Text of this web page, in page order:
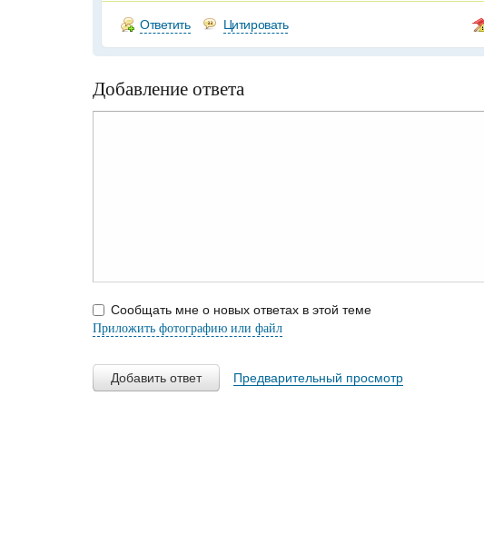
Ответить Цитировать
Добавление ответа
Сообщать мне о новых ответах в этой теме
Приложить фотографию или файл
Добавить ответ Предварительный просмотр